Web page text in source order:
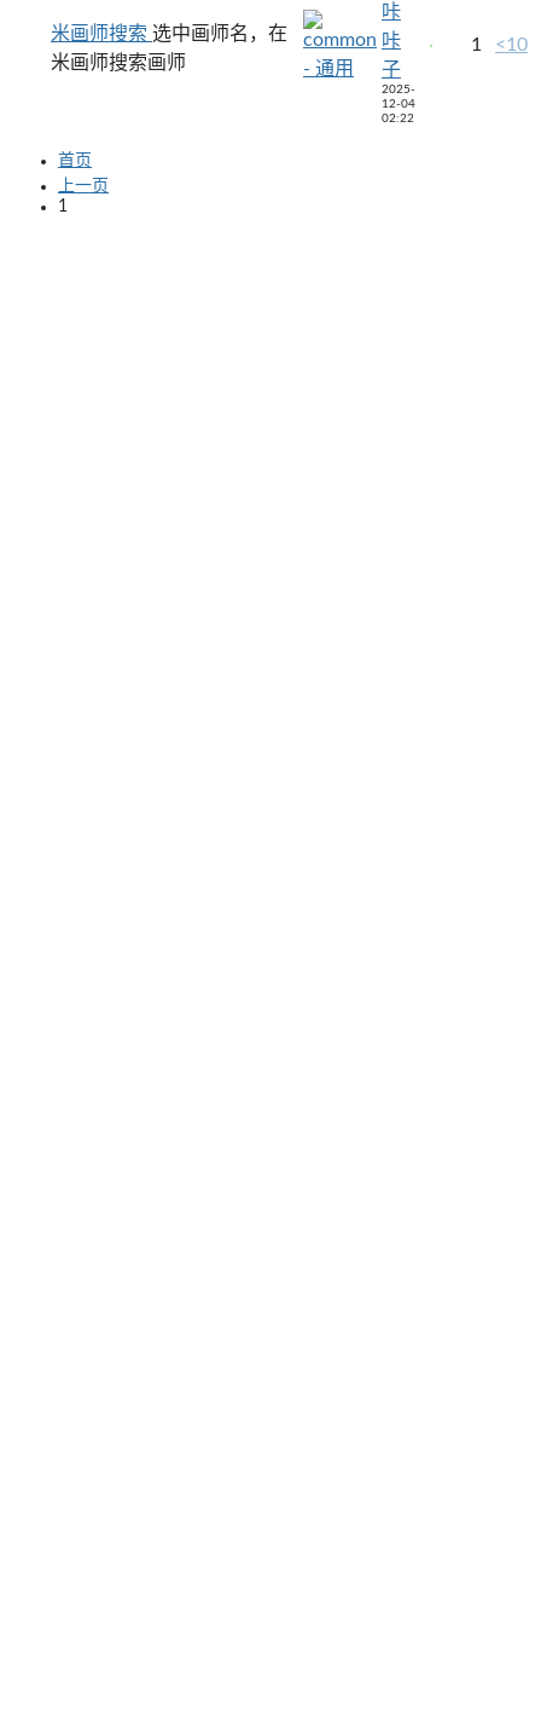
米画师搜索 选中画师名，在
米画师搜索画师
咔
咔
子
2025-
12-04
02:22
1 <10
首页
上一页
1